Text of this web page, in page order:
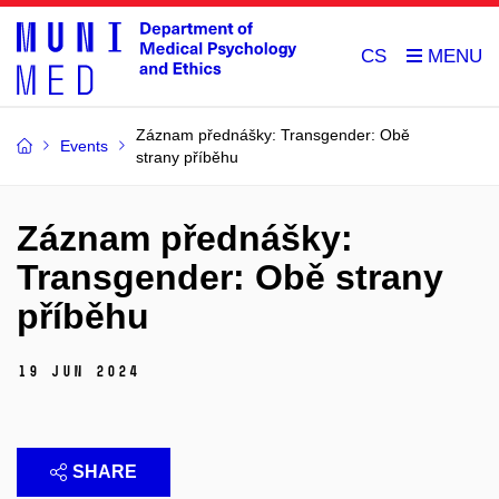
CS
Events
Záznam přednášky: Transgender: Obě
strany příběhu
Záznam přednášky:
Transgender: Obě strany
příběhu
19 Jun 2024
SHARE